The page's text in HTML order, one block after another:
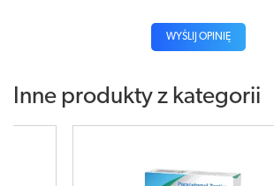
WYŚLIJ OPINIĘ
Inne produkty z kategorii